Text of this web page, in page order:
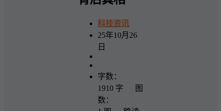
科技资讯
25年10月26
日
字数：
1910 字 图
数：